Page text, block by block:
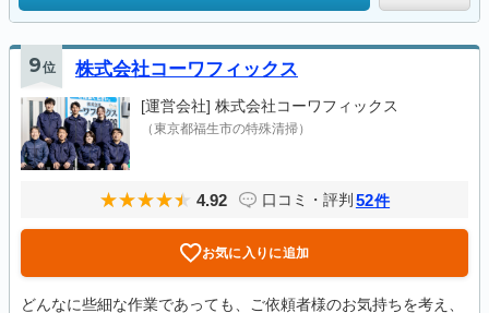
9位 株式会社コーワフィックス
[運営会社] 株式会社コーワフィックス
（東京都福生市の特殊清掃）
4.92 口コミ・評判 52件
お気に入りに追加
どんなに些細な作業であっても、ご依頼者様のお気持ちを考え、